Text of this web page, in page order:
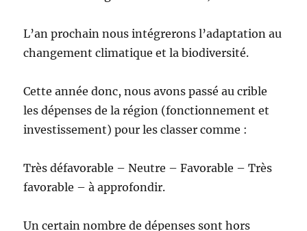
L’an prochain nous intégrerons l’adaptation au
changement climatique et la biodiversité.
Cette année donc, nous avons passé au crible
les dépenses de la région (fonctionnement et
investissement) pour les classer comme :
Très défavorable – Neutre – Favorable – Très
favorable – à approfondir.
Un certain nombre de dépenses sont hors